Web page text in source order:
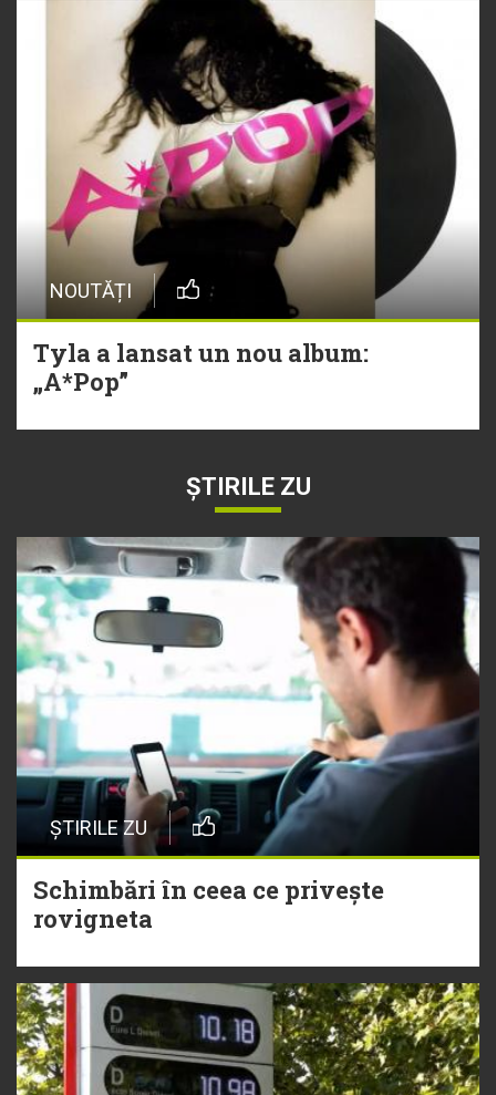
NOUTĂȚI
Tyla a lansat un nou album:
„A*Pop”
ȘTIRILE ZU
ȘTIRILE ZU
Schimbări în ceea ce privește
rovigneta